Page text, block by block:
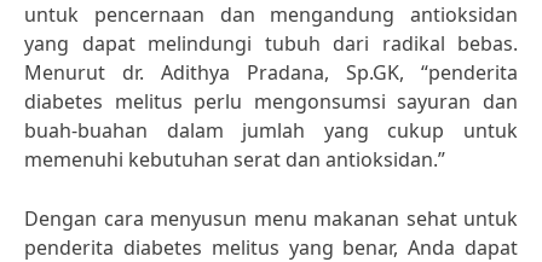
untuk pencernaan dan mengandung antioksidan
yang dapat melindungi tubuh dari radikal bebas.
Menurut dr. Adithya Pradana, Sp.GK, “penderita
diabetes melitus perlu mengonsumsi sayuran dan
buah-buahan dalam jumlah yang cukup untuk
memenuhi kebutuhan serat dan antioksidan.”
Dengan cara menyusun menu makanan sehat untuk
penderita diabetes melitus yang benar, Anda dapat